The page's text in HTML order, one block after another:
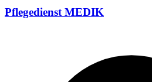
Pflegedienst MEDIK